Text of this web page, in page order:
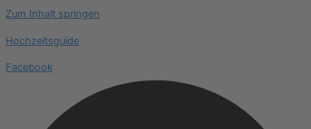
Zum Inhalt springen
Hochzeitsguide
Facebook